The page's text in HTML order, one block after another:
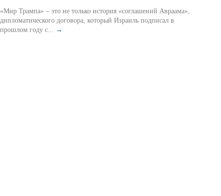
«Мир Трампа» – это не только история «соглашений Авраама»,
дипломатического договора, который Израиль подписал в
прошлом году с... →